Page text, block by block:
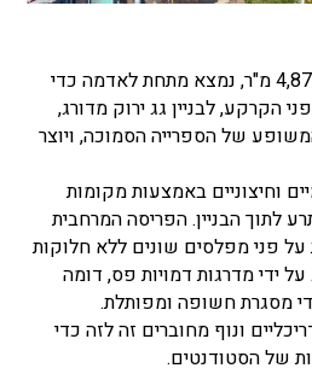
המבנה, המשתרע על פני 4,879 מ"ר, נמצא מתחת לאדמה כדי
הקרקע, לבניין גג ירוק מדורג,
של הספרייה הסמוכה, ויוצר
וחיצוניים באמצעות מקומות
לתוך הבניין. הפריסה המרחבית
פני מפלסים שונים ללא חלוקות
ידי מדרגות דמויות פס, דומה
מסגרת חשופה ומפותלת.
ונוף מחוברים זה לזה כדי
של הסטודנטים.